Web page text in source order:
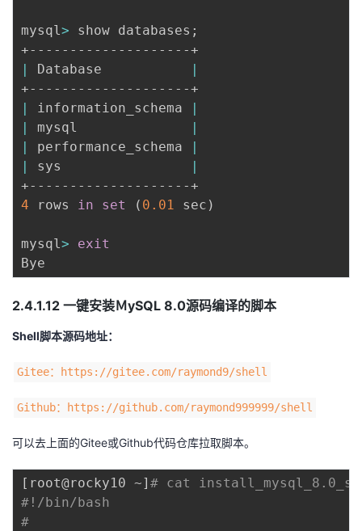
mysql > show databases ;
|
Database
|
|
information_schema
|
|
mysql
|
|
performance_schema
|
|
sys
|
4 rows in set ( 0.01 sec )
mysql >
exit
2.4.1.12 一键安装ＭySQL 8.0源码编译的脚本
Shell脚本源码地址：
Gitee：https://gitee.com/raymond9/shell
Github：https://github.com/raymond999999/shell
可以去上面的Gitee或Github代码仓库拉取脚本。
[ root@rocky10 ~] # cat
#!/bin/bash
#